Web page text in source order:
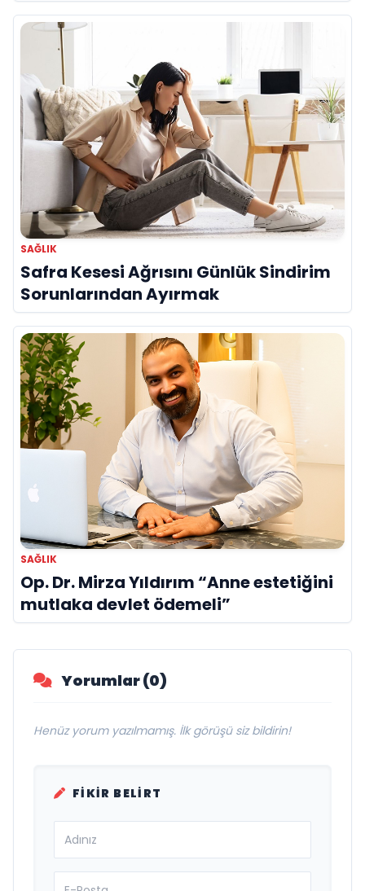
KAYNAKLI KAN HASTALIKLARI BU AYDA
ZİRVE YAPIYOR!"
SAĞLIK
Safra Kesesi Ağrısını Günlük Sindirim
Sorunlarından Ayırmak
SAĞLIK
Op. Dr. Mirza Yıldırım “Anne estetiğini
mutlaka devlet ödemeli”
Yorumlar (0)
Henüz yorum yazılmamış. İlk görüşü siz bildirin!
FIKIR BELIRT